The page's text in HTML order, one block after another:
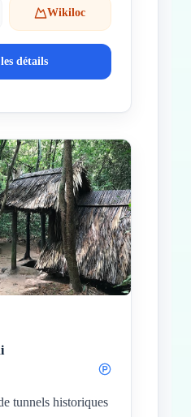
Wikiloc
détails
tunnels historiques